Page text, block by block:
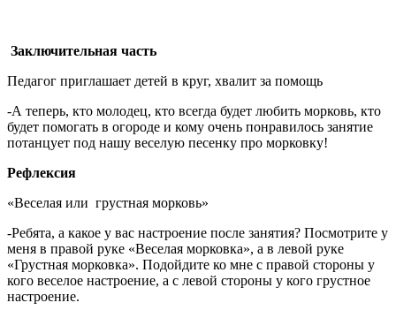
Заключительная часть
Педагог приглашает детей в круг, хвалит за помощь
-А теперь, кто молодец, кто всегда будет любить морковь, кто
будет помогать в огороде и кому очень понравилось занятие
потанцует под нашу веселую песенку про морковку!
Рефлексия
«Веселая или грустная морковь»
-Ребята, а какое у вас настроение после занятия? Посмотрите у
меня в правой руке «Веселая морковка», а в левой руке
«Грустная морковка». Подойдите ко мне с правой стороны у
кого веселое настроение, а с левой стороны у кого грустное
настроение.